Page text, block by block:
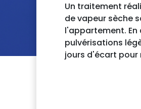
Un traitement
de vapeur sèche
l'appartement.
pulvérisations
jours d'écart